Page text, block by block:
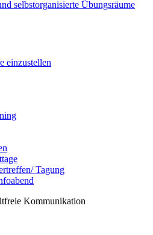
selbstorganisierte Übungsräume
einzustellen
Tagung
Kommunikation